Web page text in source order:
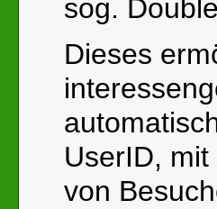
sog.
Dieses
UserID,
von